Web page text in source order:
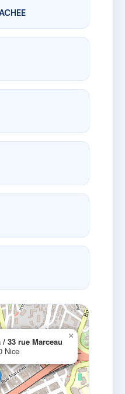
rue Marceau
33 rue Marceau
Nice
×